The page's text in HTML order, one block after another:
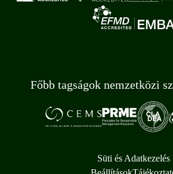
Főbb tagságok nemzetközi
Süti és Adatkezelés